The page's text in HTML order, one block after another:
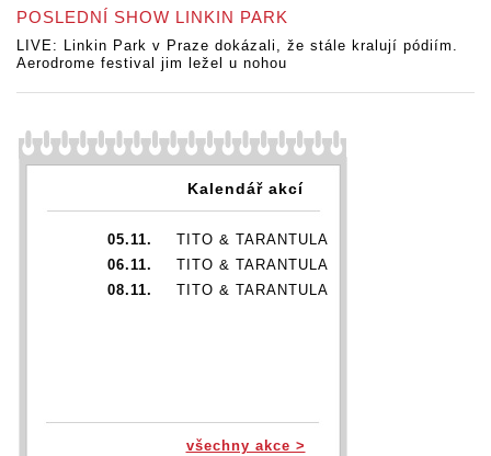
POSLEDNÍ SHOW LINKIN PARK
LIVE: Linkin Park v Praze dokázali, že stále kralují pódiím.
Aerodrome festival jim ležel u nohou
Kalendář akcí
05.11.
TITO & TARANTULA
06.11.
TITO & TARANTULA
08.11.
TITO & TARANTULA
všechny akce >